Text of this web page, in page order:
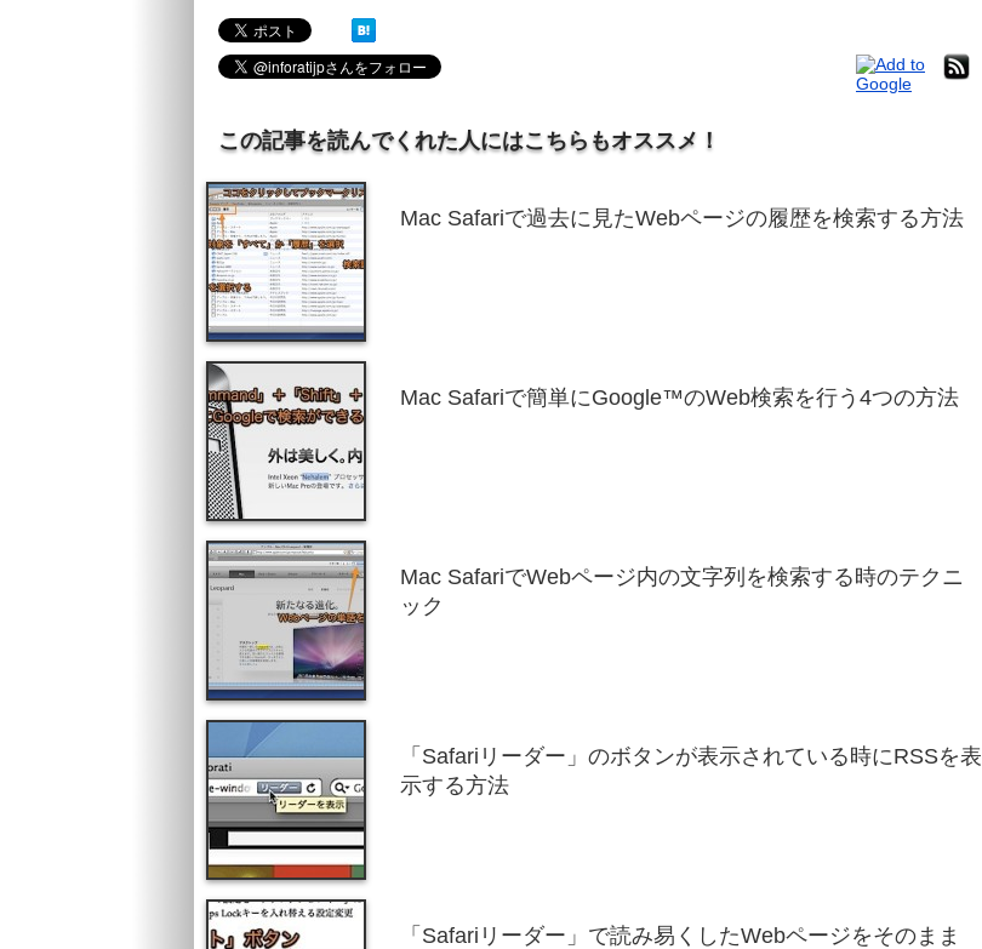
この記事を読んでくれた人にはこちらもオススメ！
Mac Safariで過去に見たWebページの履歴を検索する方法
Mac Safariで簡単にGoogle™のWeb検索を行う4つの方法
Mac SafariでWebページ内の文字列を検索する時のテクニ
ック
「Safariリーダー」のボタンが表示されている時にRSSを表
示する方法
「Safariリーダー」で読み易くしたWebページをそのまま